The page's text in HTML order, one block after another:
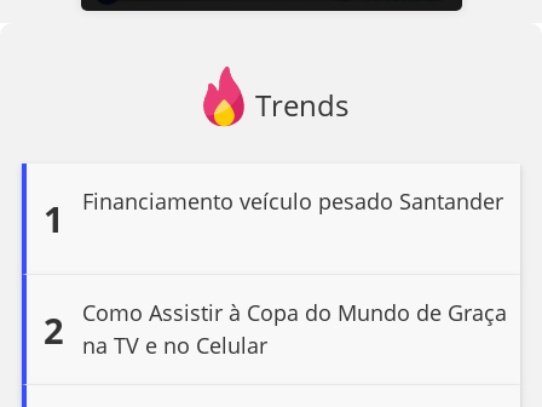
Trends
1 Financiamento veículo pesado Santander
2
Como Assistir à Copa do Mundo de Graça
na TV e no Celular